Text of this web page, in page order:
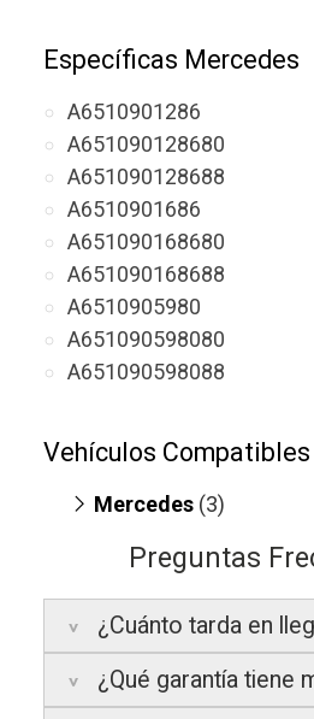
Específicas Mercedes
A6510901286
A651090128680
A651090128688
A6510901686
A651090168680
A651090168688
A6510905980
A651090598080
A651090598088
Vehículos Compatibles
Mercedes (3)
OM 651.958)
V220 W447(motor
V250 W447(motor
Preguntas
¿Cuánto tarda en
Península:Entregamos en
¿Qué garantía tiene